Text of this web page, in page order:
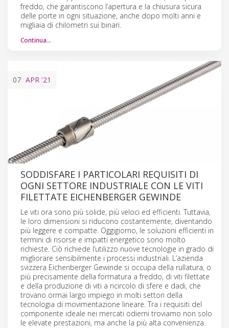
freddo, che garantiscono l’apertura e la chiusura sicura
delle porte in ogni situazione, anche dopo molti anni e
migliaia di chilometri sui binari.
Continua…
07 APR '21
SODDISFARE I PARTICOLARI REQUISITI DI
OGNI SETTORE INDUSTRIALE CON LE VITI
FILETTATE EICHENBERGER GEWINDE
Le viti ora sono più solide, più veloci ed efficienti. Tuttavia,
le loro dimensioni si riducono costantemente, diventando
più leggere e compatte. Oggigiorno, le soluzioni efficienti in
termini di risorse e impatti energetico sono molto
richieste. Ciò richiede l’utilizzo nuove tecnologie in grado di
migliorare sensibilmente i processi industriali. L’azienda
svizzera Eichenberger Gewinde si occupa della rullatura, o
più precisamente della formatura a freddo, di viti filettate
e della produzione di viti a ricircolo di sfere e dadi, che
trovano ormai largo impiego in molti settori della
tecnologia di movimentazione lineare. Tra i requisiti del
componente ideale nei mercati odierni troviamo non solo
le elevate prestazioni, ma anche la più alta convenienza.